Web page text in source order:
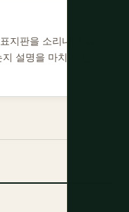
지판을 소리내어 읽
설명을 마치기 전